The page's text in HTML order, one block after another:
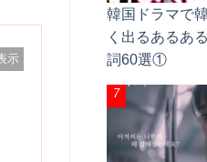
示
韓国ドラマで
く出るあるあ
詞60選①